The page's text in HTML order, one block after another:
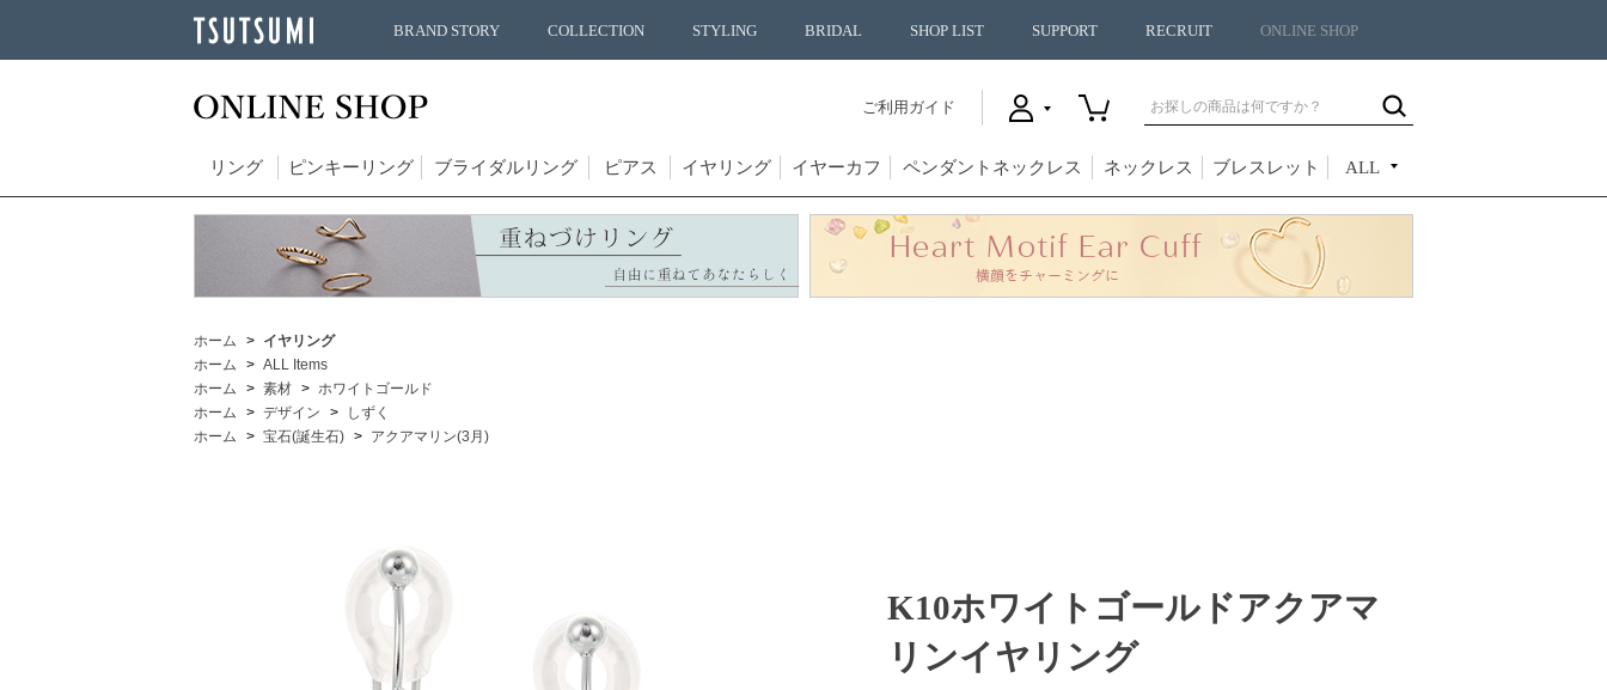
BRAND STORY COLLECTION STYLING BRIDAL SHOP LIST SUPPORT RECRUIT ONLINE SHOP
ご利用ガイド
リング ピンキーリング ブライダルリング ピアス イヤリング イヤーカフ ペンダントネックレス ネックレス ブレスレット ALL
ホーム
イヤリング
ホーム
ALL Items
ホーム
素材
ホワイトゴールド
ホーム
デザイン
しずく
ホーム
宝石(誕生石) アクアマリン(3月)
K10ホワイトゴールドアクアマ
リンイヤリング